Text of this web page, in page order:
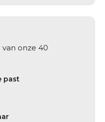
van onze 40
past